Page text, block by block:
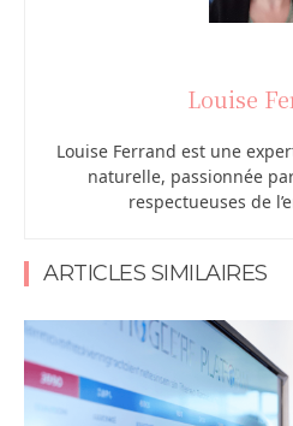
Louise
Louise Ferrand est une
naturelle, passionnée
respectueuses de
ARTICLES SIMILAIRES